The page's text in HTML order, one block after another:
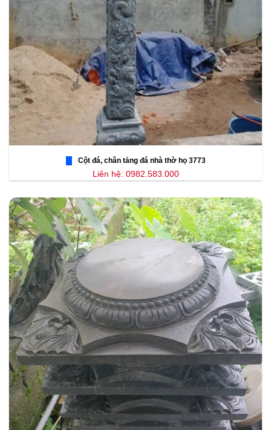
Cột đá, chân tảng đá nhà thờ họ 3773
Liên hệ: 0982.583.000